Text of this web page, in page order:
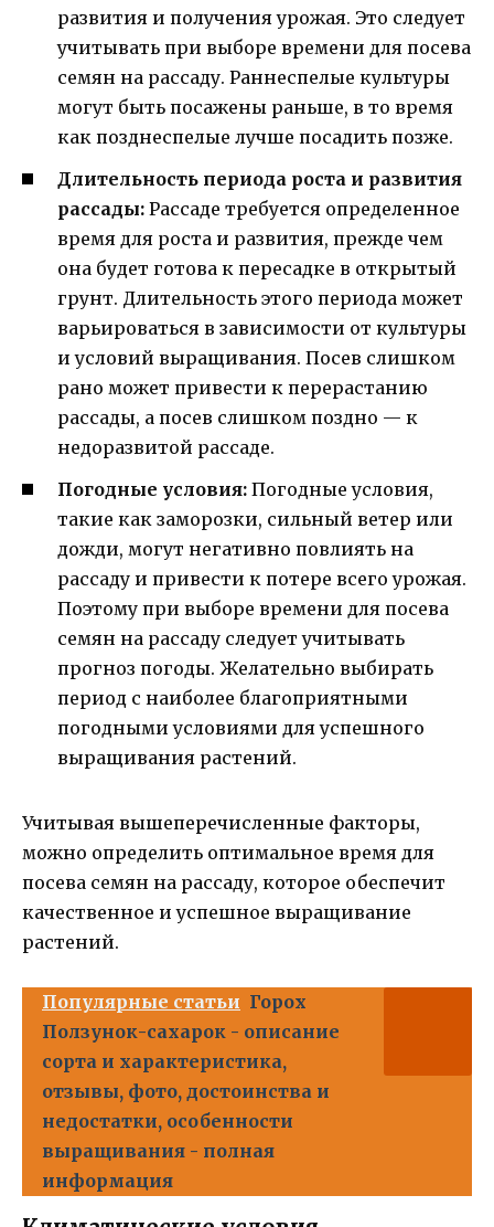
развития и получения урожая. Это следует
учитывать при выборе времени для посева
семян на рассаду. Раннеспелые культуры
могут быть посажены раньше, в то время
как позднеспелые лучше посадить позже.
Длительность периода роста и развития
рассады: Рассаде требуется определенное
время для роста и развития, прежде чем
она будет готова к пересадке в открытый
грунт. Длительность этого периода может
варьироваться в зависимости от культуры
и условий выращивания. Посев слишком
рано может привести к перерастанию
рассады, а посев слишком поздно — к
недоразвитой рассаде.
Погодные условия: Погодные условия,
такие как заморозки, сильный ветер или
дожди, могут негативно повлиять на
рассаду и привести к потере всего урожая.
Поэтому при выборе времени для посева
семян на рассаду следует учитывать
прогноз погоды. Желательно выбирать
период с наиболее благоприятными
погодными условиями для успешного
выращивания растений.
Учитывая вышеперечисленные факторы,
можно определить оптимальное время для
посева семян на рассаду, которое обеспечит
качественное и успешное выращивание
растений.
Популярные статьи Горох
Ползунок-сахарок - описание
сорта и характеристика,
отзывы, фото, достоинства и
недостатки, особенности
выращивания - полная
информация